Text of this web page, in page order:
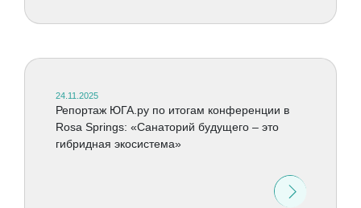
24.11.2025
Репортаж ЮГА.ру по итогам конференции в
Rosa Springs: «Санаторий будущего – это
гибридная экосистема»